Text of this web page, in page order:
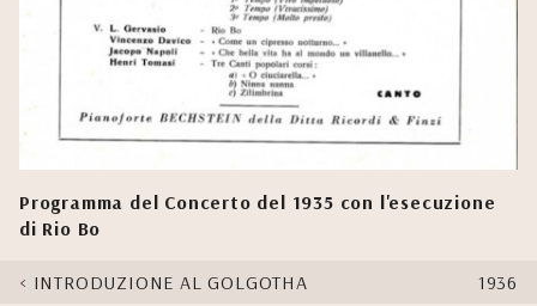
Programma del Concerto del 1935 con l'esecuzione
di Rio Bo
INTRODUZIONE AL GOLGOTHA 1936